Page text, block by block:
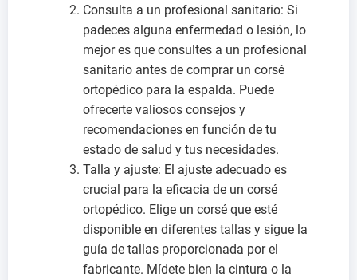
Consulta a un profesional sanitario: Si
padeces alguna enfermedad o lesión, lo
mejor es que consultes a un profesional
sanitario antes de comprar un corsé
ortopédico para la espalda. Puede
ofrecerte valiosos consejos y
recomendaciones en función de tu
estado de salud y tus necesidades.
Talla y ajuste: El ajuste adecuado es
crucial para la eficacia de un corsé
ortopédico. Elige un corsé que esté
disponible en diferentes tallas y sigue la
guía de tallas proporcionada por el
fabricante. Mídete bien la cintura o la